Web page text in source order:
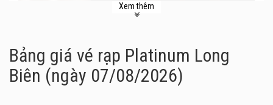
Xem thêm
Bảng giá vé rạp Platinum Long
Biên (ngày 07/08/2026)